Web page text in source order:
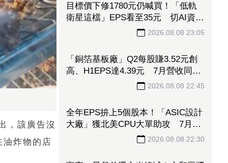
，該廣告沒
油炸物的店
目標價下修1780元仍喊買！「低軌
衛星這檔」EPS看至35元 切AI資料
中心市場猛添營運動能2026.08.08 23:05
「銅箔基板廠」Q2每股賺3.52元創
高、H1EPS達4.39元 7月營收同締
新猷、年增96.88%
2026.08.08 22:45
全年EPS拚上5個股本！「ASIC設計
大廠」獲北美CPU大單助攻 7月營
2026.08.08 22:30